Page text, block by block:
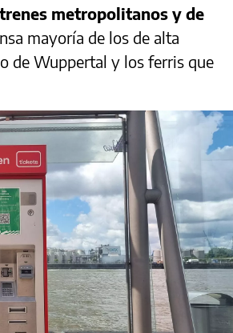
metropolitanos y de
mayoría de los de alta
de Wuppertal y los ferris que